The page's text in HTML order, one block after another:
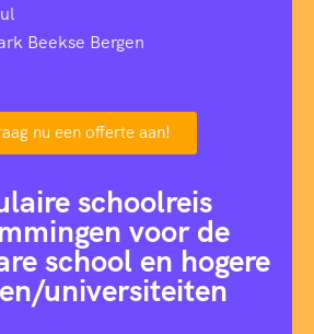
Beekse Bergen
nu een offerte aan!
schoolreis
voor de
school en hogere
universiteiten